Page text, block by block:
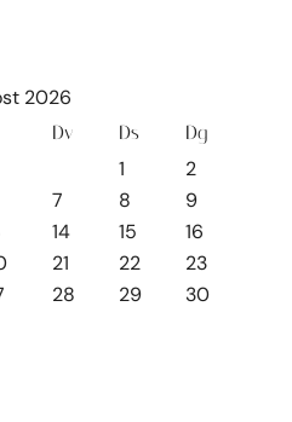
2026
Dv Ds Dg
1
2
7 8
9
14 15
16
21 22
23
28 29
30